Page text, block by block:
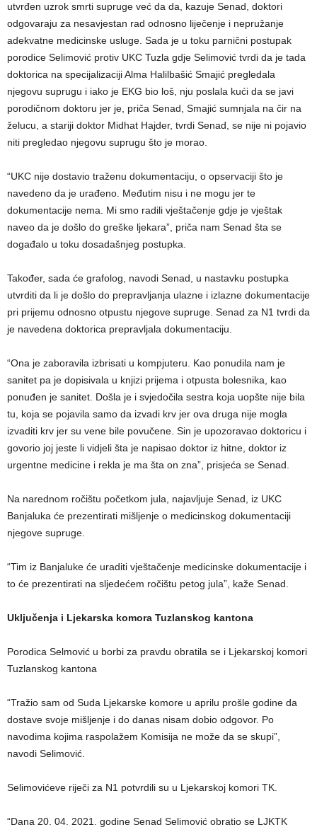
utvrđen uzrok smrti supruge već da da, kazuje Senad, doktori
odgovaraju za nesavjestan rad odnosno liječenje i nepružanje
adekvatne medicinske usluge. Sada je u toku parnični postupak
porodice Selimović protiv UKC Tuzla gdje Selimović tvrdi da je tada
doktorica na specijalizaciji Alma Halilbašić Smajić pregledala
njegovu suprugu i iako je EKG bio loš, nju poslala kući da se javi
porodičnom doktoru jer je, priča Senad, Smajić sumnjala na čir na
želucu, a stariji doktor Midhat Hajder, tvrdi Senad, se nije ni pojavio
niti pregledao njegovu suprugu što je morao.
“UKC nije dostavio traženu dokumentaciju, o opservaciji što je
navedeno da je urađeno. Međutim nisu i ne mogu jer te
dokumentacije nema. Mi smo radili vještačenje gdje je vještak
naveo da je došlo do greške ljekara”, priča nam Senad šta se
događalo u toku dosadašnjeg postupka.
Također, sada će grafolog, navodi Senad, u nastavku postupka
utvrditi da li je došlo do prepravljanja ulazne i izlazne dokumentacije
pri prijemu odnosno otpustu njegove supruge. Senad za N1 tvrdi da
je navedena doktorica prepravljala dokumentaciju.
“Ona je zaboravila izbrisati u kompjuteru. Kao ponudila nam je
sanitet pa je dopisivala u knjizi prijema i otpusta bolesnika, kao
ponuđen je sanitet. Došla je i svjedočila sestra koja uopšte nije bila
tu, koja se pojavila samo da izvadi krv jer ova druga nije mogla
izvaditi krv jer su vene bile povučene. Sin je upozoravao doktoricu i
govorio joj jeste li vidjeli šta je napisao doktor iz hitne, doktor iz
urgentne medicine i rekla je ma šta on zna”, prisjeća se Senad.
Na narednom ročištu početkom jula, najavljuje Senad, iz UKC
Banjaluka će prezentirati mišljenje o medicinskog dokumentaciji
njegove supruge.
“Tim iz Banjaluke će uraditi vještačenje medicinske dokumentacije i
to će prezentirati na sljedećem ročištu petog jula”, kaže Senad.
Uključenja i Ljekarska komora Tuzlanskog kantona
Porodica Selmović u borbi za pravdu obratila se i Ljekarskoj komori
Tuzlanskog kantona
“Tražio sam od Suda Ljekarske komore u aprilu prošle godine da
dostave svoje mišljenje i do danas nisam dobio odgovor. Po
navodima kojima raspolažem Komisija ne može da se skupi”,
navodi Selimović.
Selimovićeve riječi za N1 potvrdili su u Ljekarskoj komori TK.
“Dana 20. 04. 2021. godine Senad Selimović obratio se LJKTK